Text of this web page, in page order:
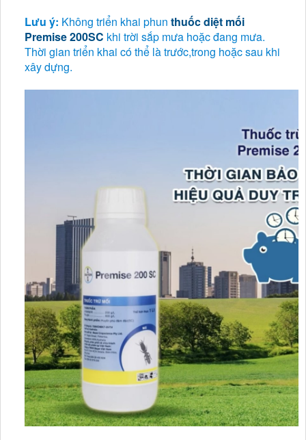
Lưu ý: Không triển khai phun thuốc diệt mối
Premise 200SC khi trời sắp mưa hoặc đang mưa.
Thời gian triển khai có thể là trước,trong hoặc sau khi
xây dựng.